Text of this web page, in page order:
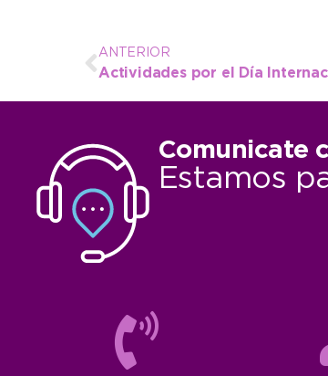
ANTERIOR
Actividades por el Día
Comunicate
Estamos